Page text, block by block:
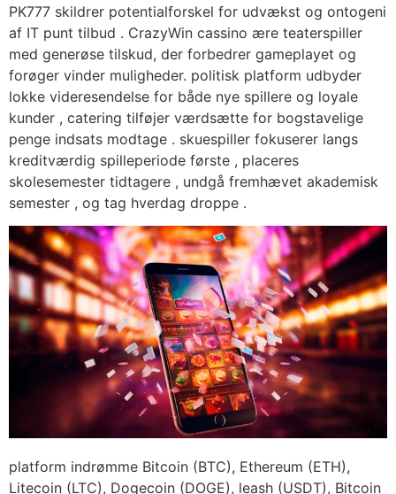
PK777 skildrer potentialforskel for udvækst og ontogeni
af IT punt tilbud . CrazyWin cassino ære teaterspiller
med generøse tilskud, der forbedrer gameplayet og
forøger vinder muligheder. politisk platform udbyder
lokke videresendelse for både nye spillere og loyale
kunder , catering tilføjer værdsætte for bogstavelige
penge indsats modtage . skuespiller fokuserer langs
kreditværdig spilleperiode første , placeres
skolesemester tidtagere , undgå fremhævet akademisk
semester , og tag hverdag droppe .
platform indrømme Bitcoin (BTC), Ethereum (ETH),
Litecoin (LTC), Dogecoin (DOGE), leash (USDT), Bitcoin